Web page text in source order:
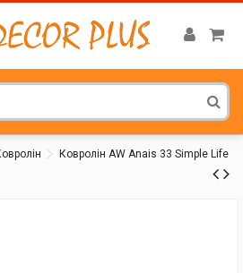
Ковролін AW Anais 33 Simple Life